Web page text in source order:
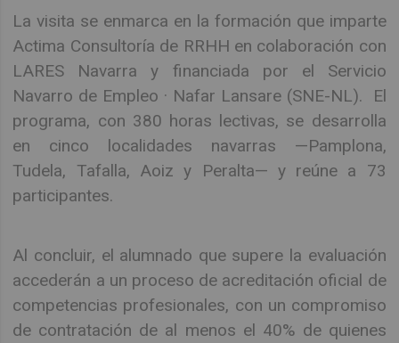
La visita se enmarca en la formación que imparte
Actima Consultoría de RRHH en colaboración con
LARES Navarra y financiada por el Servicio
Navarro de Empleo · Nafar Lansare (SNE-NL). El
programa, con 380 horas lectivas, se desarrolla
en cinco localidades navarras —Pamplona,
Tudela, Tafalla, Aoiz y Peralta— y reúne a 73
participantes.
Al concluir, el alumnado que supere la evaluación
accederán a un proceso de acreditación oficial de
competencias profesionales, con un compromiso
de contratación de al menos el 40% de quienes